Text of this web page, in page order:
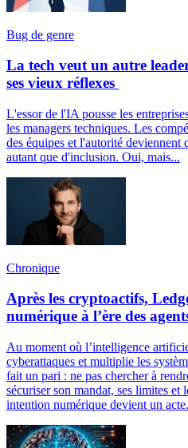
Bug de genre
La tech veut un autre
ses vieux réflexes
L'essor de l'IA pousse les
les managers techniques. Les
des équipes et l'autorité deviennent
autant que d'inclusion. Oui, mais...
Chronique
Après les cryptoactifs,
numérique à l’ère des
Au moment où l’intelligence
cyberattaques et multiplie les
fait un pari : ne pas chercher à
sécuriser son mandat, ses limites et
intention numérique devient un acte.